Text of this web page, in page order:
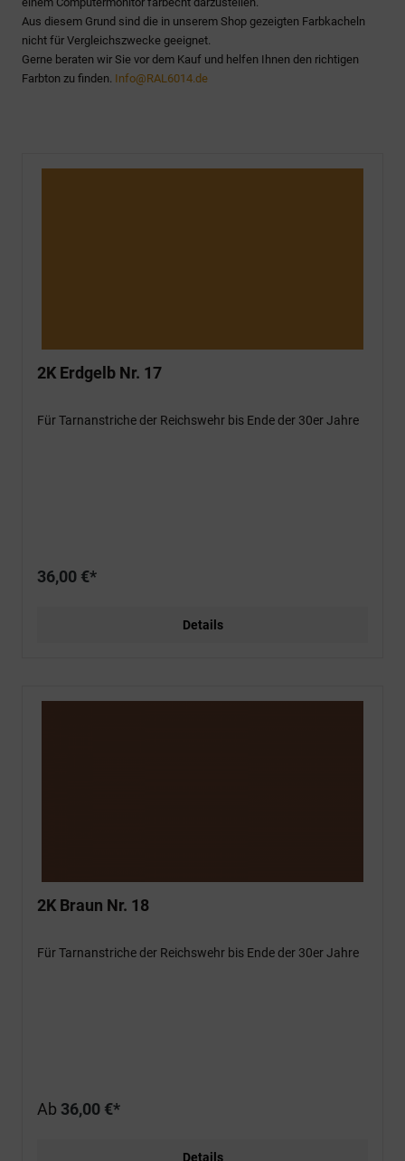
Aus diesem Grund sind die in unserem Shop gezeigten Farbkacheln
nicht für Vergleichszwecke geeignet.
Gerne beraten wir Sie vor dem Kauf und helfen Ihnen den richtigen
Farbton zu finden. Info@RAL6014.de
2K Erdgelb Nr. 17
Für Tarnanstriche der Reichswehr bis Ende der 30er Jahre
36,00 €*
Details
2K Braun Nr. 18
Für Tarnanstriche der Reichswehr bis Ende der 30er Jahre
Ab 36,00 €*
Details